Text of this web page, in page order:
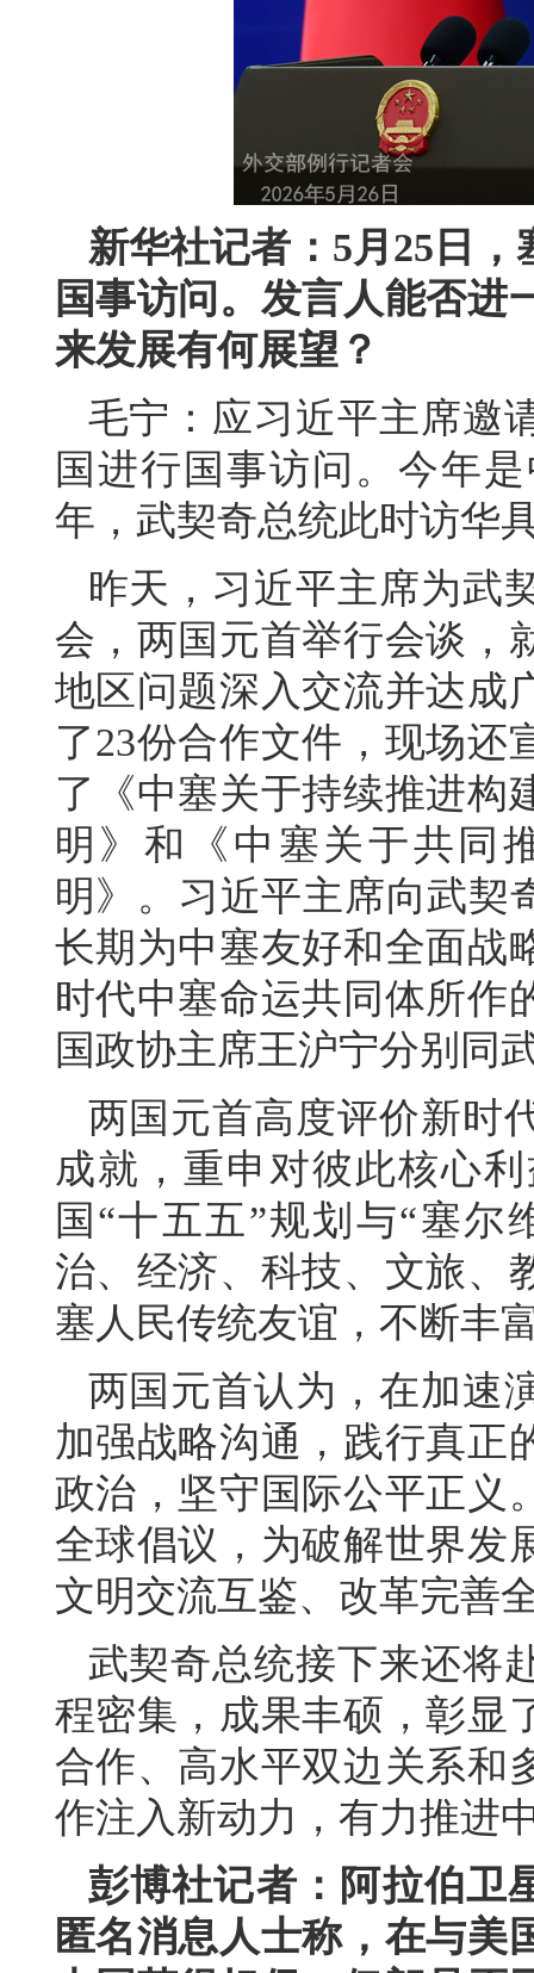
新华社记者：5月25日
国事访问。发言人能否进
来发展有何展望？
毛宁：应习近平主席邀
国进行国事访问。今年
年，武契奇总统此时访华
昨天，习近平主席为武
会，两国元首举行会谈，
地区问题深入交流并达成
了23份合作文件，现场还
了《中塞关于持续推进构
明》和《中塞关于共同
明》。习近平主席向武契
长期为中塞友好和全面战
时代中塞命运共同体所作
国政协主席王沪宁分别同
两国元首高度评价新时
成就，重申对彼此核心
国“十五五”规划与“塞尔
治、经济、科技、文旅、
塞人民传统友谊，不断丰
两国元首认为，在加速
加强战略沟通，践行真正
政治，坚守国际公平正义
全球倡议，为破解世界发
文明交流互鉴、改革完善
武契奇总统接下来还将
程密集，成果丰硕，彰显
合作、高水平双边关系和
作注入新动力，有力推进
彭博社记者：阿拉伯卫
匿名消息人士称，在与美